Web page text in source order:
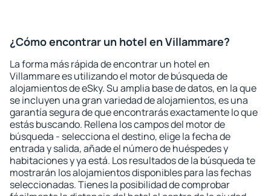
¿Cómo encontrar un hotel en Villammare?
La forma más rápida de encontrar un hotel en
Villammare es utilizando el motor de búsqueda de
alojamientos de eSky. Su amplia base de datos, en la que
se incluyen una gran variedad de alojamientos, es una
garantía segura de que encontrarás exactamente lo que
estás buscando. Rellena los campos del motor de
búsqueda - selecciona el destino, elige la fecha de
entrada y salida, añade el número de huéspedes y
habitaciones y ya está. Los resultados de la búsqueda te
mostrarán los alojamientos disponibles para las fechas
seleccionadas. Tienes la posibilidad de comprobar